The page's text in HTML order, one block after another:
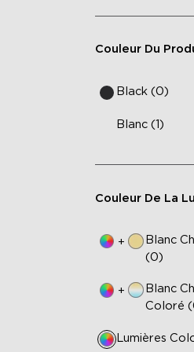
Couleur Du
Black (0)
Blanc (1)
Couleur De La
+
Blanc
(0)
+
Blanc
Coloré
Lumières